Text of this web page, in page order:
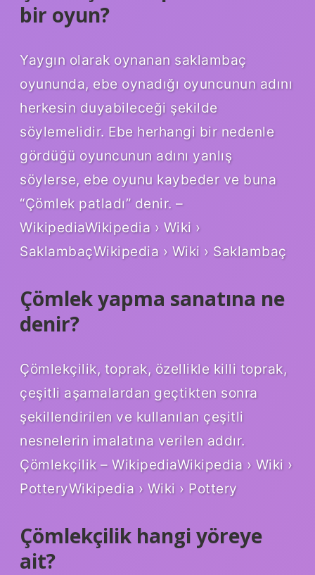
bir oyun?
Yaygın olarak oynanan saklambaç
oyununda, ebe oynadığı oyuncunun adını
herkesin duyabileceği şekilde
söylemelidir. Ebe herhangi bir nedenle
gördüğü oyuncunun adını yanlış
söylerse, ebe oyunu kaybeder ve buna
“Çömlek patladı” denir. –
WikipediaWikipedia › Wiki ›
SaklambaçWikipedia › Wiki › Saklambaç
Çömlek yapma sanatına ne
denir?
Çömlekçilik, toprak, özellikle killi toprak,
çeşitli aşamalardan geçtikten sonra
şekillendirilen ve kullanılan çeşitli
nesnelerin imalatına verilen addır.
Çömlekçilik – WikipediaWikipedia › Wiki ›
PotteryWikipedia › Wiki › Pottery
Çömlekçilik hangi yöreye
ait?